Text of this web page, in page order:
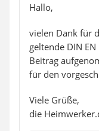
Hallo,
vielen Dank für
geltende DIN
Beitrag
für den
Viele Grüße,
die